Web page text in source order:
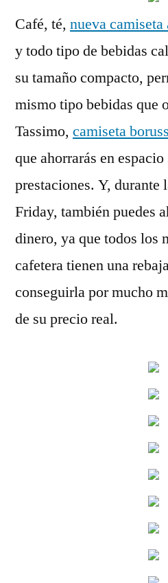
Café, té, nueva
y todo tipo de bebidas
su tamaño compacto,
mismo tipo bebidas que
Tassimo, camiseta
que ahorrarás en
prestaciones. Y, durante
Friday, también puedes
dinero, ya que todos los
cafetera tienen una
conseguirla por mucho
de su precio real.